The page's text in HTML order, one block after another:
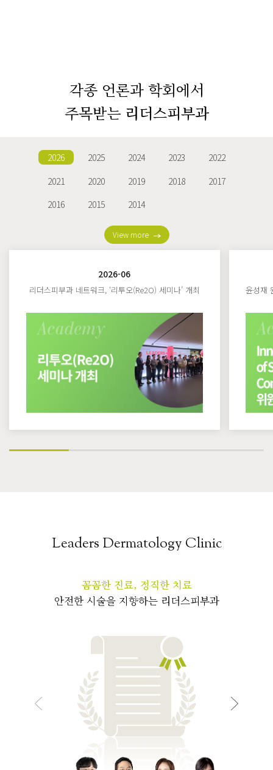
각종 언론과 학회에서
주목받는 리더스피부과
2026 2025 2024 2023
2022
2021
2020 2019 2018
2017
2016
2015 2014
View more
2026-06
리더스피부과 네트워크, ‘리투오(Re2O) 세미나’ 개최
Leaders Dermatology Clinic
꼼꼼한 진료, 정직한 치료
안전한 시술을 지향하는 리더스피부과